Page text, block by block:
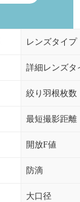
レンズタイプ
詳細レンズタ
絞り羽根枚数
最短撮影距離
開放F値
防滴
大口径